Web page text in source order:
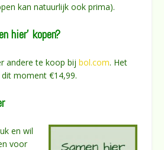
kan natuurlijk ook prima).
hier’ kopen?
andere te koop bij bol.com. Het
moment €14,99.
en wil
voor